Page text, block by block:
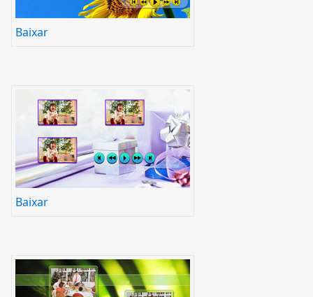
Baixar
Baixar